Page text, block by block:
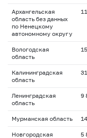
Архангельская
область без данных
по Ненецкому
автономному округу
Вологодская
область
Калининградская
область
Ленинградская
область
9
Мурманская область
Новгородская
5